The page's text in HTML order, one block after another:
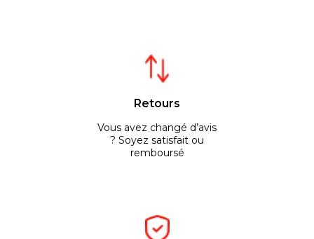
Retours
Vous avez changé d’avis
? Soyez satisfait ou
remboursé